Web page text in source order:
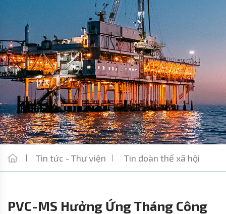
Tin tức - Thư viện Tin đoàn thể xã hội
PVC-MS Hưởng Ứng Tháng Công